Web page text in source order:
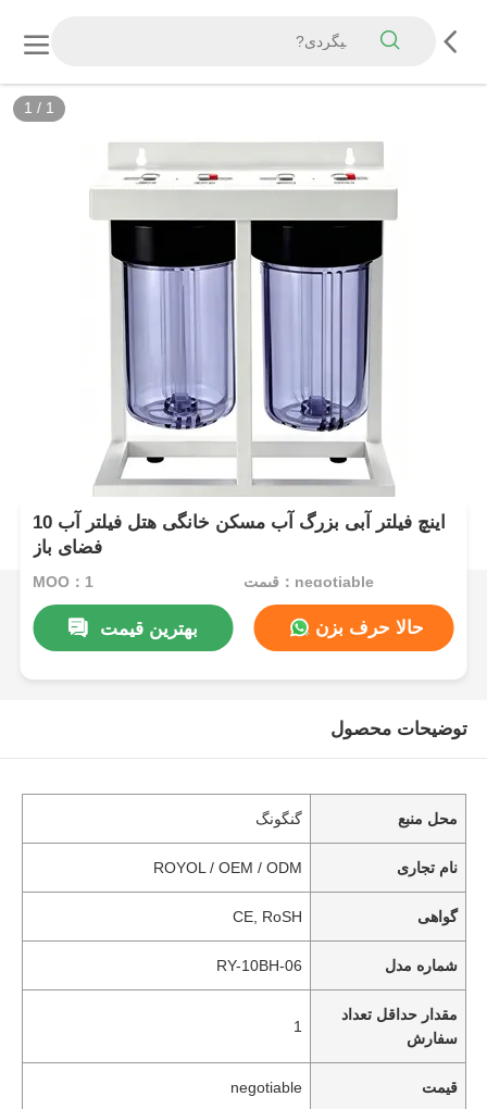
1 / 1
10 اینچ فیلتر آبی بزرگ آب مسکن خانگی هتل فیلتر آب
فضای باز
MOQ：1 قیمت：negotiable
بهترین قیمت حالا حرف بزن
توضیحات محصول
محل منبع گنگونگ
نام تجاری ROYOL / OEM / ODM
گواهی CE, RoSH
شماره مدل RY-10BH-06
مقدار حداقل تعداد
سفارش
1
قیمت negotiable